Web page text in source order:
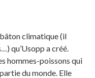
bâton climatique (il
qu’Usopp a créé.
hommes-poissons qui
du monde. Elle